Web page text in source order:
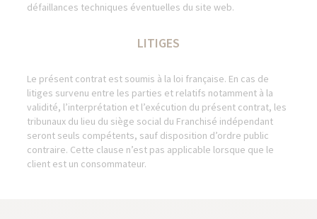
défaillances techniques éventuelles du site web.
LITIGES
Le présent contrat est soumis à la loi française. En cas de
litiges survenu entre les parties et relatifs notamment à la
validité, l’interprétation et l’exécution du présent contrat, les
tribunaux du lieu du siège social du Franchisé indépendant
seront seuls compétents, sauf disposition d’ordre public
contraire. Cette clause n’est pas applicable lorsque que le
client est un consommateur.